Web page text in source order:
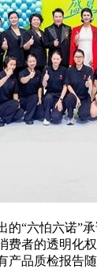
六怕六诺”承
费者的透明化
产品质检报告